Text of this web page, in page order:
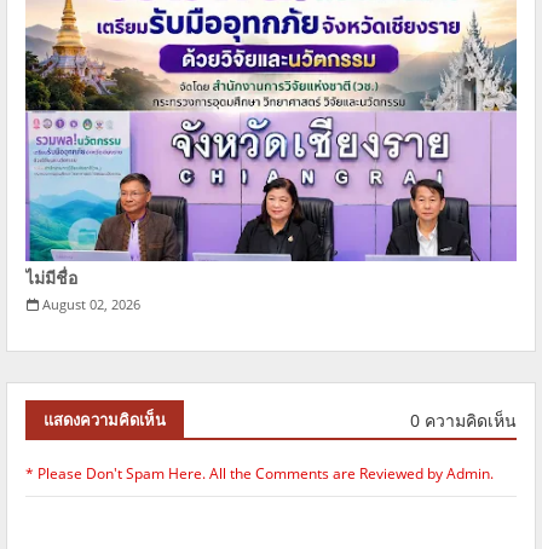
ไม่มีชื่อ
August 02, 2026
แสดงความคิดเห็น 0 ความคิดเห็น
* Please Don't Spam Here. All the Comments are Reviewed by Admin.